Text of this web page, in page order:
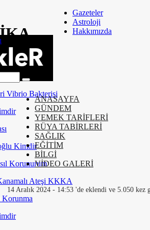
Geçer
Olunur
Vibrio Bakterisi
Kimdir
Korunurum
Ateşi KKKA
Korunma
Gazeteler
Astroloji
Hakkımızda
ANASAYFA
GÜNDEM
YEMEK TARİFLERİ
RÜYA TABİRLERİ
SAĞLIK
EĞİTİM
BİLGİ
VİDEO GALERİ
14 Aralık 2024 - 14:53 'de eklendi ve 5.050 kez